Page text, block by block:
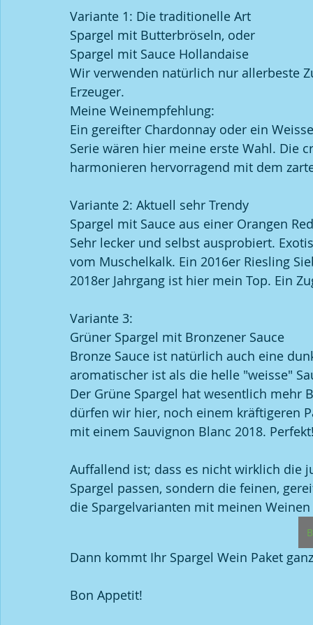
Variante 1: Die traditionelle Art
Spargel mit Butterbröseln, oder
Spargel mit Sauce Hollandaise
Wir verwenden natürlich nur allerbeste
Erzeuger.
Meine Weinempfehlung:
Ein gereifter Chardonnay oder ein
Serie wären hier meine erste Wahl. Die
harmonieren hervorragend mit dem
Variante 2: Aktuell sehr Trendy
Spargel mit Sauce aus einer Orangen
Sehr lecker und selbst ausprobiert.
vom Muschelkalk. Ein 2016er Riesling
2018er Jahrgang ist hier mein Top. Ein
Variante 3:
Grüner Spargel mit Bronzener Sauce
Bronze Sauce ist natürlich auch eine
aromatischer ist als die helle "weisse"
Der Grüne Spargel hat wesentlich mehr
dürfen wir hier, noch einem kräftigeren
mit einem Sauvignon Blanc 2018.
Auffallend ist; dass es nicht wirklich die
Spargel passen, sondern die feinen,
die Spargelvarianten mit meinen
Dann kommt Ihr Spargel Wein Paket
Bon Appetit!